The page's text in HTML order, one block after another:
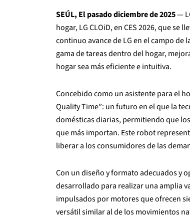
SEÚL, El pasado diciembre de 2025—
hogar, LG CLOiD, en CES 2026, que se
continuo avance de LG en el campo de
gama de tareas dentro del hogar,
hogar sea más eficiente e intuitiva.
Concebido como un asistente para el
Quality Time”: un futuro en el que la
domésticas diarias, permitiendo que
que más importan. Este robot
liberar a los consumidores de las
Con un diseño y formato adecuados y
desarrollado para realizar una amplia
impulsados por motores que ofrecen
versátil similar al de los movimientos